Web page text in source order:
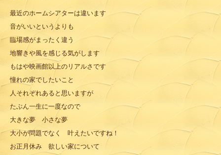
最近のホームシアターは違います
音がいいというよりも
臨場感がまったく違う
地響きや風を感じる気がします
もはや映画館以上のリアルさです
憧れの家でしたいこと
人それぞれあると思いますが
たぶん一生に一度なので
大きな夢 小さな夢
大小が問題でなく 叶えたいですね！
お正月休み 欲しい家について